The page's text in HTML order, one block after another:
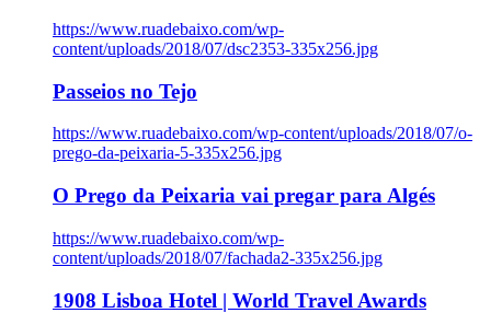
https://www.ruadebaixo.com/wp-
content/uploads/2018/07/dsc2353-335x256.jpg
Passeios no Tejo
https://www.ruadebaixo.com/wp-content/uploads/2018/07/o-
prego-da-peixaria-5-335x256.jpg
O Prego da Peixaria vai pregar para Algés
https://www.ruadebaixo.com/wp-
content/uploads/2018/07/fachada2-335x256.jpg
1908 Lisboa Hotel | World Travel Awards